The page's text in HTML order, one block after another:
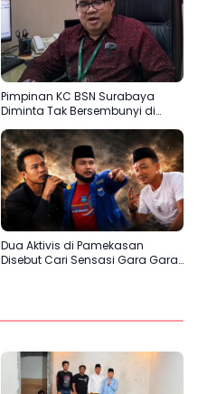
Pimpinan KC BSN Surabaya
Diminta Tak Bersembunyi di
Dua Aktivis di Pamekasan
Disebut Cari Sensasi Gara Gara